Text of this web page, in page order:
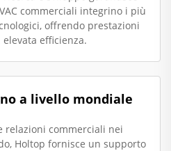
commerciali integrino i più
offrendo prestazioni
efficienza.
a livello mondiale
relazioni commerciali nei
Holtop fornisce un supporto